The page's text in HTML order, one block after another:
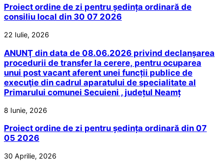
Proiect ordine de zi pentru ședința ordinară de
consiliu local din 30 07 2026
22 Iulie, 2026
ANUNŢ din data de 08.06.2026 privind declanșarea
procedurii de transfer la cerere, pentru ocuparea
unui post vacant aferent unei funcții publice de
execuţie din cadrul aparatului de specialitate al
Primarului comunei Secuieni , județul Neamț
8 Iunie, 2026
Proiect ordine de zi pentru ședința ordinară din 07
05 2026
30 Aprilie, 2026